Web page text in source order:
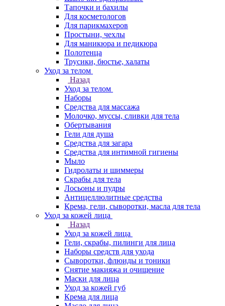
Тапочки и бахилы
Для косметологов
Для парикмахеров
Простыни, чехлы
Для маникюра и педикюра
Полотенца
Трусики, бюстье, халаты
Уход за телом
Назад
Уход за телом
Наборы
Средства для массажа
Молочко, муссы, сливки для тела
Обертывания
Гели для душа
Средства для загара
Средства для интимной гигиены
Мыло
Гидролаты и шиммеры
Скрабы для тела
Лосьоны и пудры
Антицеллюлитные средства
Крема, гели, сыворотки, масла для тела
Уход за кожей лица
Назад
Уход за кожей лица
Гели, скрабы, пилинги для лица
Наборы средств для ухода
Сыворотки, флюиды и тоники
Снятие макияжа и очищение
Маски для лица
Уход за кожей губ
Крема для лица